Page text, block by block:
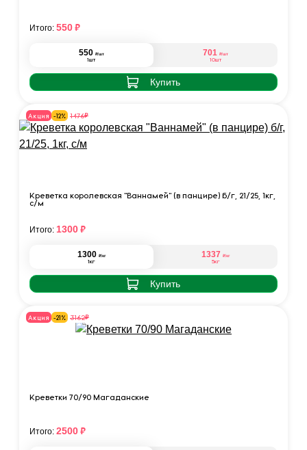
550 ₽/шт
1шт
701 ₽/шт
10шт
Купить
Итого: 550₽
Акция -12% 1476₽
Креветка королевская "Ваннамей" (в панцире) б/г, 21/25, 1кг,
с/м
1300 ₽/кг
1кг
1337 ₽/кг
5кг
Купить
Итого: 1300₽
Акция -21% 3162₽
Креветки 70/90 Магаданские
Итого: 2500₽